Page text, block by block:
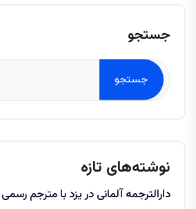
جستجو
جستجو
نوشته‌های تازه
دارالترجمه آلمانی در یزد با مترجم رسمی